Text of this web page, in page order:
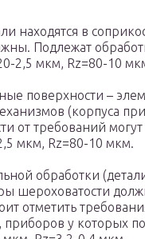
находятся в
Подлежат
2,5 мкм, Rz=80-10
поверхности –
(корпуса
от требований могут
мкм, Rz=80-10 мкм.
обработки
шероховатости
отметить
у которых